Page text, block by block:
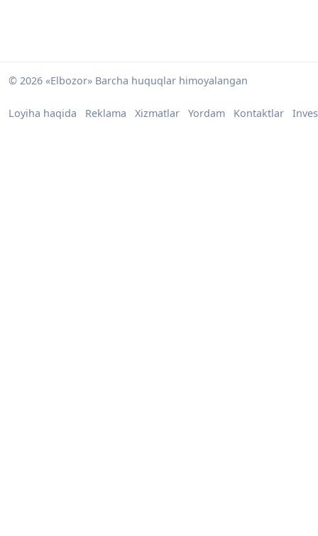
© 2026 «Elbozor» Barcha huquqlar himoyalangan
Loyiha haqida Reklama Xizmatlar Yordam Kontaktlar